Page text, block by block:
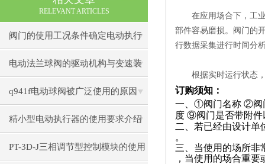
RELEVANT ARTICLES
阀门的使用工况条件确定电动执行
器选择
电动法兰球阀的驱动机构与变速装
置
q941f电动球阀被广泛使用的原因
精小型电动执行器的使用要求介绍
PT-3D-J三相调节型控制模块的使用
在应用场合下，工业
部件容易磨损。阀门的
行数据采集进行时间分
根据实时运行状态，
订购须知：
一、 ①阀门名称 ②阀
度 ⑨阀门是否带附
二、若已经由设计单
。
三、当使用的场所非
，当使用的场合重